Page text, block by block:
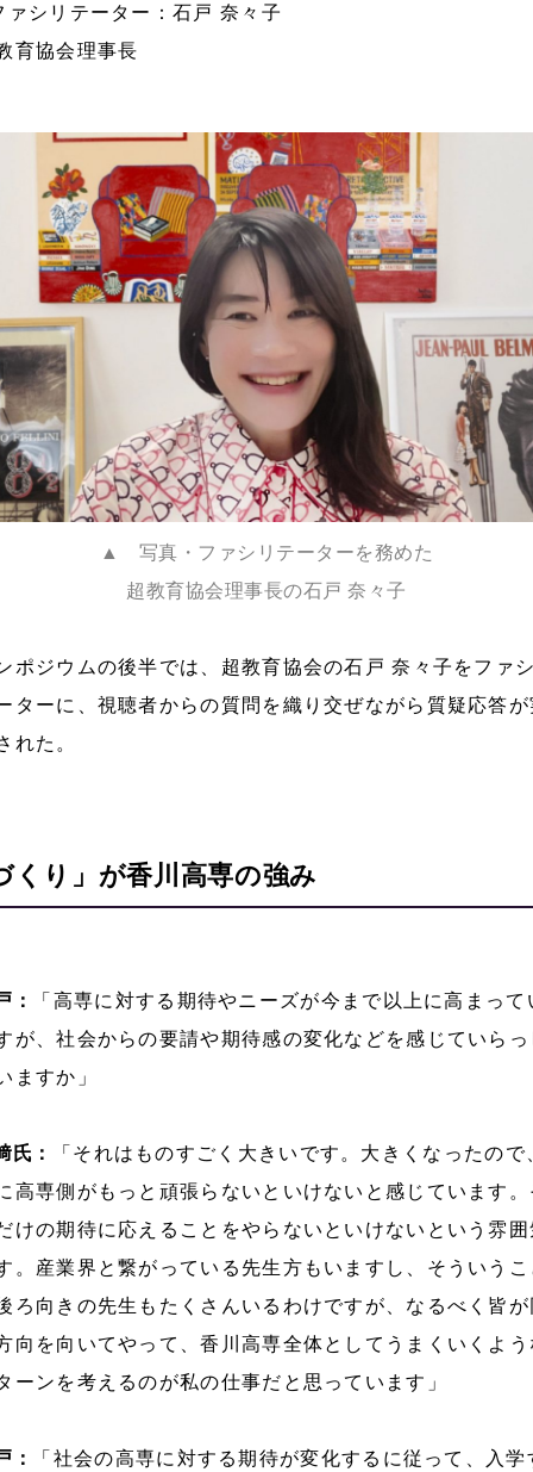
ァシリテーター：石戸 奈々子
育協会理事長
▲ 写真・ファシリテーターを務めた
超教育協会理事長の石戸 奈々子
ポジウムの後半では、超教育協会の石戸 奈々子をファシ
ターに、視聴者からの質問を織り交ぜながら質疑応答が
れた。
くり」が香川高専の強み
：
「高専に対する期待やニーズが今まで以上に高まって
が、社会からの要請や期待感の変化などを感じていらっ
ますか」
氏：
「それはものすごく大きいです。大きくなったので
高専側がもっと頑張らないといけないと感じています。
けの期待に応えることをやらないといけないという雰囲
。産業界と繋がっている先生方もいますし、そういうこ
ろ向きの先生もたくさんいるわけですが、なるべく皆が
向を向いてやって、香川高専全体としてうまくいくよう
ーンを考えるのが私の仕事だと思っています」
：
「社会の高専に対する期待が変化するに従って、入学